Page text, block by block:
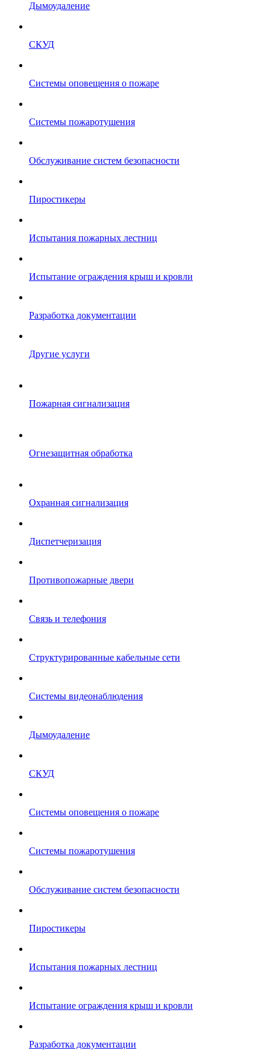
Дымоудаление
СКУД
Системы оповещения о пожаре
Системы пожаротушения
Обслуживание систем безопасности
Пиростикеры
Испытания пожарных лестниц
Испытание ограждения крыш и кровли
Разработка документации
Другие услуги
Пожарная сигнализация
Огнезащитная обработка
Охранная сигнализация
Диспетчеризация
Противопожарные двери
Связь и телефония
Структурированные кабельные сети
Системы видеонаблюдения
Дымоудаление
СКУД
Системы оповещения о пожаре
Системы пожаротушения
Обслуживание систем безопасности
Пиростикеры
Испытания пожарных лестниц
Испытание ограждения крыш и кровли
Разработка документации